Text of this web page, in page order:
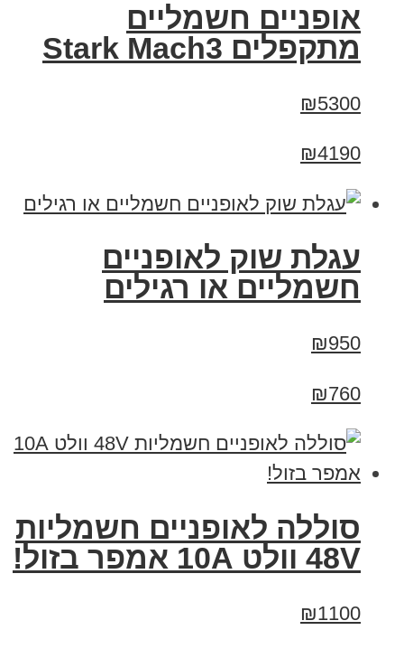
‏אופניים חשמליים
‏מתקפלים Stark Mach3
₪5300
₪4190
עגלת שוק לאופניים
חשמליים או רגילים
₪950
₪760
סוללה לאופניים חשמליות
48V וולט 10A אמפר בזול!
₪1100